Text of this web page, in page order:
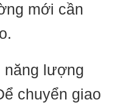
mới cần
năng lượng
chuyển giao